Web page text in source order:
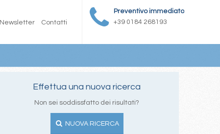
Preventivo immediato
+39 0184 268193
Newsletter Contatti
Effettua una nuova ricerca
Non sei soddissfatto dei risultati?
NUOVA RICERCA